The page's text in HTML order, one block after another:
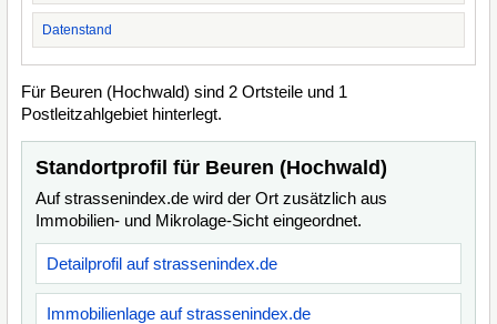
Datenstand
Für Beuren (Hochwald) sind 2 Ortsteile und 1
Postleitzahlgebiet hinterlegt.
Standortprofil für Beuren (Hochwald)
Auf strassenindex.de wird der Ort zusätzlich aus
Immobilien- und Mikrolage-Sicht eingeordnet.
Detailprofil auf strassenindex.de
Immobilienlage auf strassenindex.de